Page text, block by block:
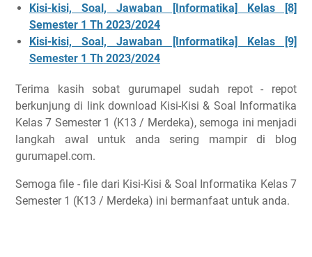
Kisi-kisi, Soal, Jawaban [Informatika] Kelas [8]
Semester 1 Th 2023/2024
Kisi-kisi, Soal, Jawaban [Informatika] Kelas [9]
Semester 1 Th 2023/2024
Terima kasih sobat gurumapel sudah repot - repot
berkunjung di link download Kisi-Kisi & Soal Informatika
Kelas 7 Semester 1 (K13 / Merdeka), semoga ini menjadi
langkah awal untuk anda sering mampir di blog
gurumapel.com.
Semoga file - file dari Kisi-Kisi & Soal Informatika Kelas 7
Semester 1 (K13 / Merdeka) ini bermanfaat untuk anda.